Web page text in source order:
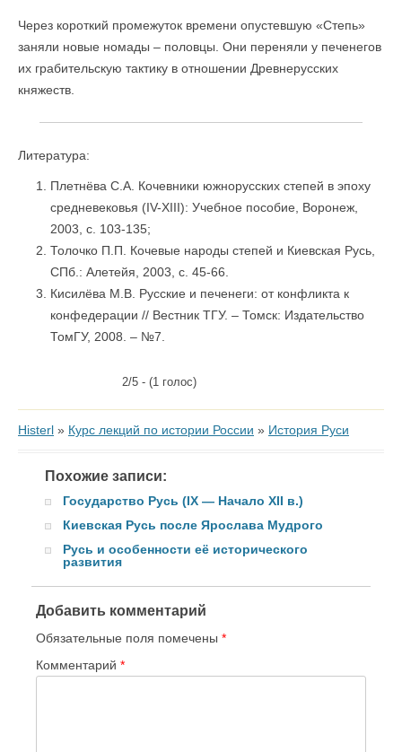
Через короткий промежуток времени опустевшую «Степь»
заняли новые номады – половцы. Они переняли у печенегов
их грабительскую тактику в отношении Древнерусских
княжеств.
Литература:
Плетнёва С.А. Кочевники южнорусских степей в эпоху
средневековья (IV-XIII): Учебное пособие, Воронеж,
2003, с. 103-135;
Толочко П.П. Кочевые народы степей и Киевская Русь,
СПб.: Алетейя, 2003, с. 45-66.
Кисилёва М.В. Русские и печенеги: от конфликта к
конфедерации // Вестник ТГУ. – Томск: Издательство
ТомГУ, 2008. – №7.
2/5 - (1 голос)
Histerl » Курс лекций по истории России » История Руси
Похожие записи:
Государство Русь (IX — Начало XII в.)
Киевская Русь после Ярослава Мудрого
Русь и особенности её исторического
развития
Добавить комментарий
Обязательные поля помечены *
Комментарий *